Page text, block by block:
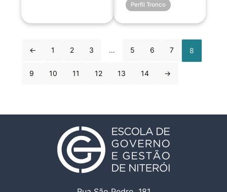
Perfil Tronco
← 1 2 3 … 5 6 7 8
9 10 11 12 13 14 →